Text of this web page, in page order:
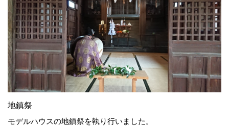
地鎮祭
モデルハウスの地鎮祭を執り行いました。